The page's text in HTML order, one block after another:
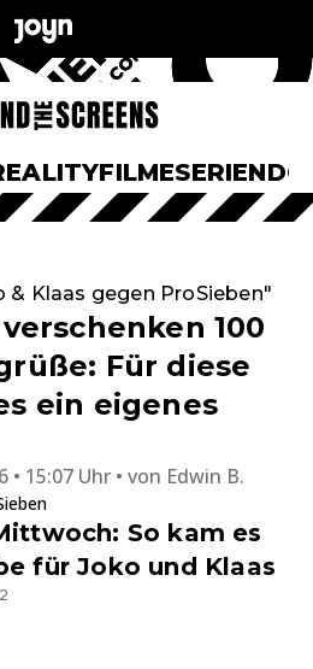
FILMESERIEN
& Klaas gegen ProSieben"
100
Für diese
ein eigenes
• 15:07 Uhr von Edwin B.
So kam es
für Joko und Klaas